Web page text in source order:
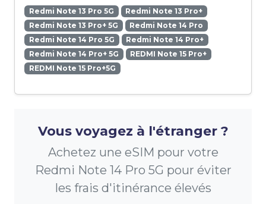
Redmi Note 13 Pro 5G
Redmi Note 13 Pro+
Redmi Note 13 Pro+ 5G
Redmi Note 14 Pro
Redmi Note 14 Pro 5G
Redmi Note 14 Pro+
Redmi Note 14 Pro+ 5G
REDMI Note 15 Pro+
REDMI Note 15 Pro+5G
Vous voyagez à l'étranger ?
Achetez une eSIM pour votre
Redmi Note 14 Pro 5G pour éviter
les frais d'itinérance élevés